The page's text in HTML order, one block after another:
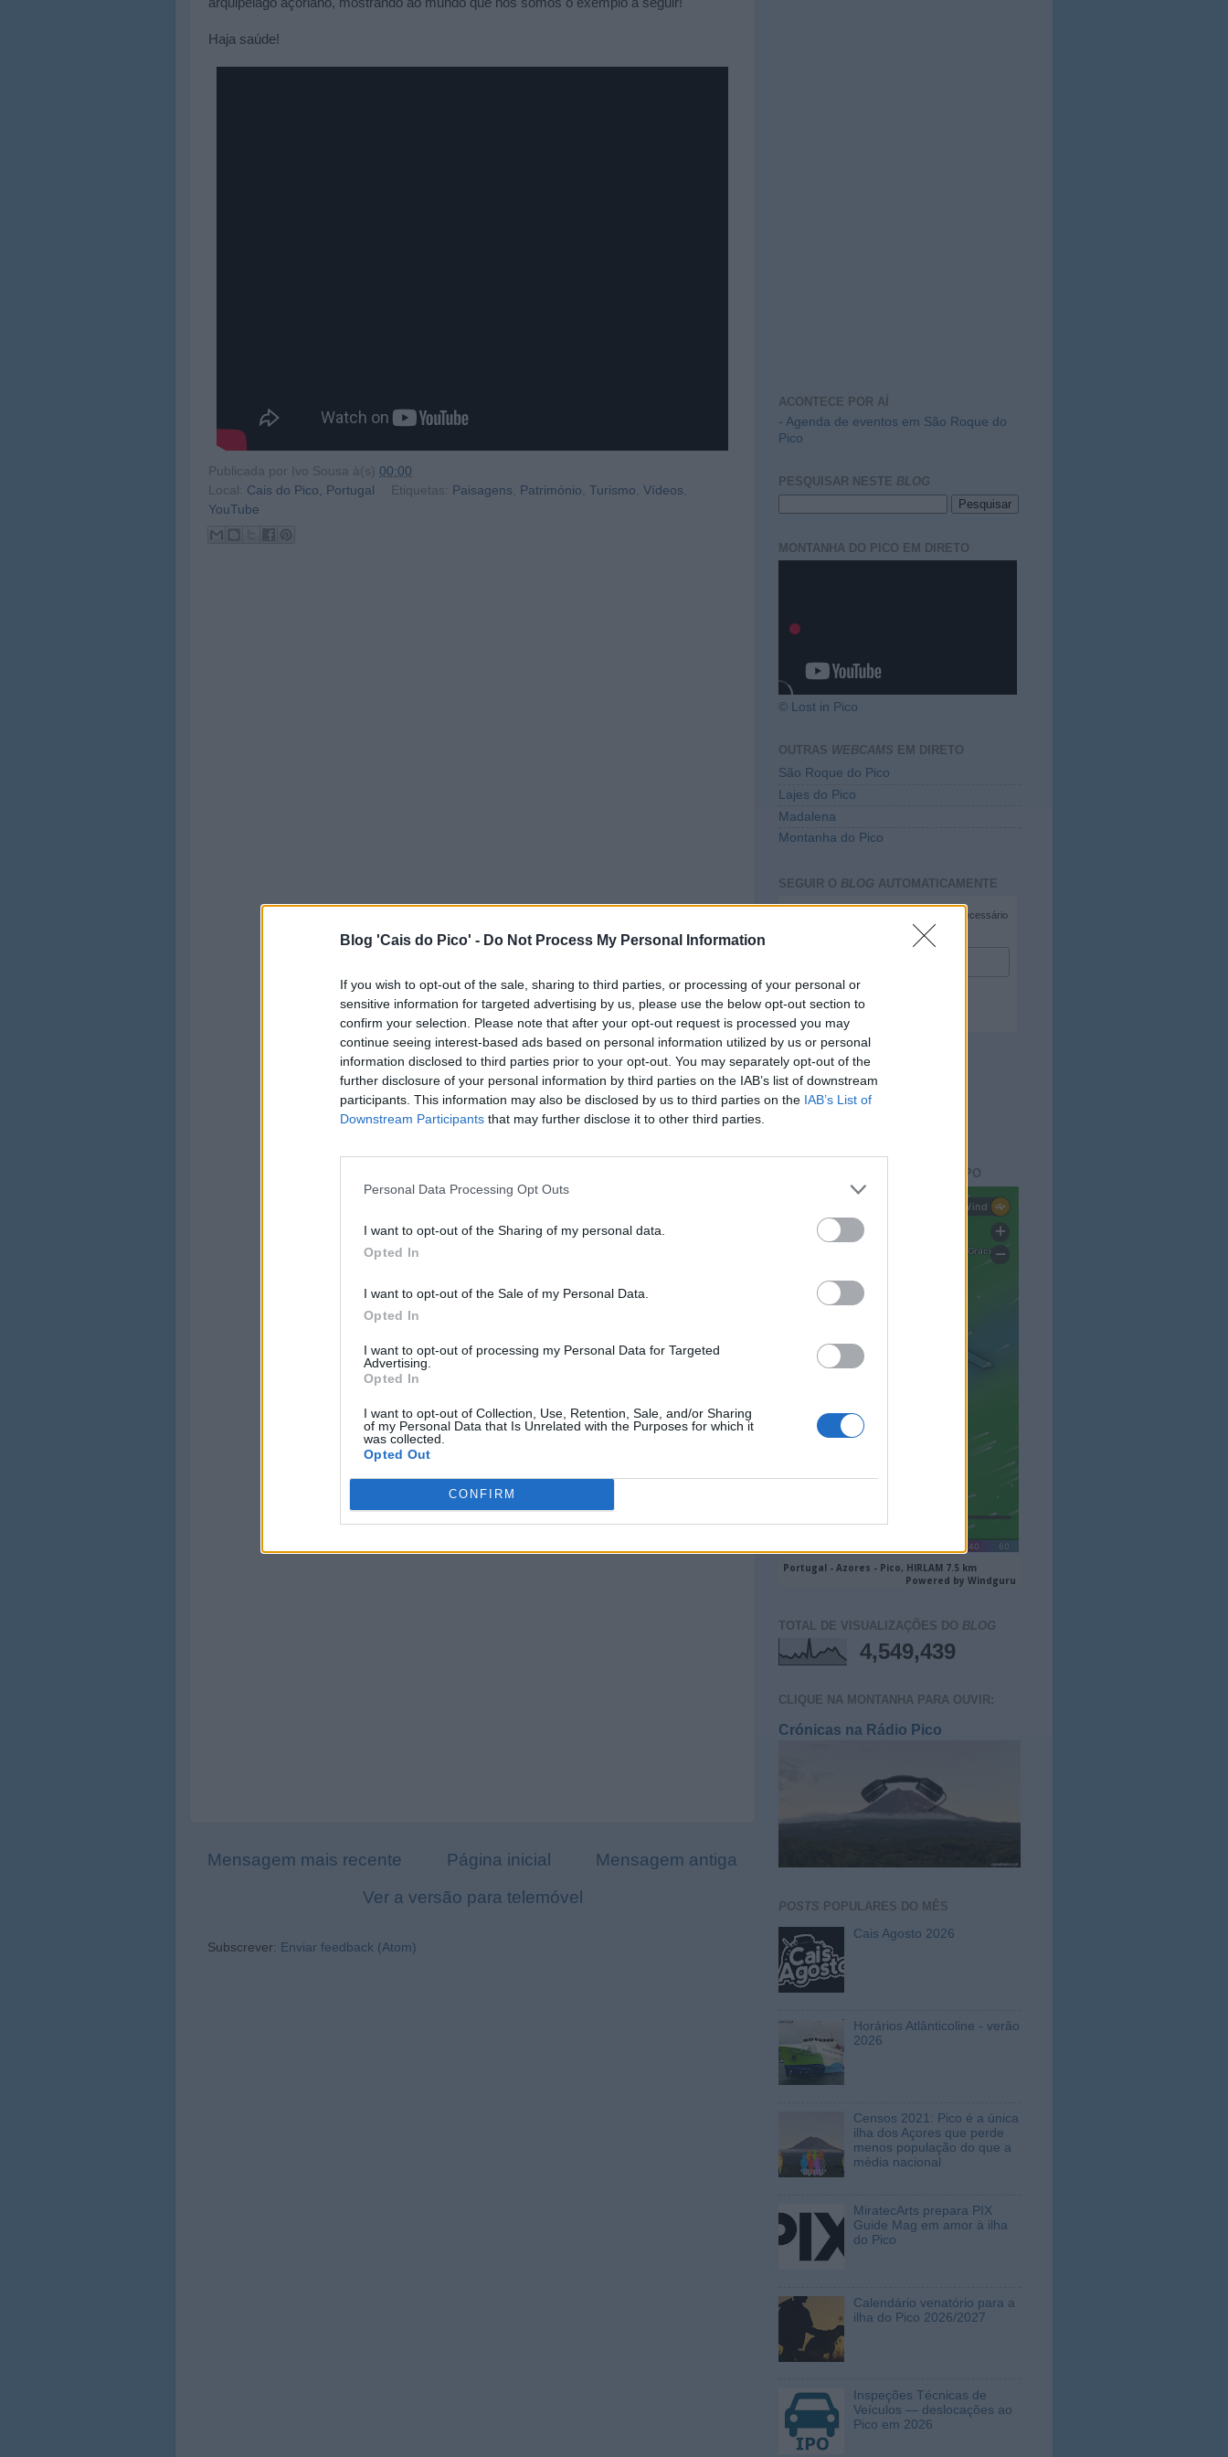
Blog 'Cais do Pico' - Do Not Process My Personal Information
If you wish to opt-out of the sale, sharing to third parties, or processing of your personal or
sensitive information for targeted advertising by us, please use the below opt-out section to
confirm your selection. Please note that after your opt-out request is processed you may
continue seeing interest-based ads based on personal information utilized by us or personal
information disclosed to third parties prior to your opt-out. You may separately opt-out of the
further disclosure of your personal information by third parties on the IAB’s list of downstream
participants. This information may also be disclosed by us to third parties on the IAB’s List of
Downstream Participants that may further disclose it to other third parties.
Personal Data Processing Opt Outs
I want to opt-out of the Sharing of my personal data.
Opted In
I want to opt-out of the Sale of my Personal Data.
Opted In
I want to opt-out of processing my Personal Data for Targeted
Advertising.
Opted In
I want to opt-out of Collection, Use, Retention, Sale, and/or Sharing
of my Personal Data that Is Unrelated with the Purposes for which it
was collected.
Opted Out
CONFIRM
Haja saúde!
Publicada por Ivo Sousa à(s) 00:00
Local: Cais do Pico, Portugal Etiquetas: Paisagens Património Turismo Vídeos
YouTube
Mensagem mais recente Mensagem antiga
Página inicial
Ver a versão para telemóvel
Subscrever: Enviar feedback (Atom)
ACONTECE POR AÍ
- Agenda de eventos em São Roque do
Pico
PESQUISAR NESTE BLOG
MONTANHA DO PICO EM DIRETO
© Lost in Pico
OUTRAS WEBCAMS EM DIRETO
São Roque do Pico
Lajes do Pico
Madalena
Montanha do Pico
SEGUIR O BLOG AUTOMATICAMENTE
campo necessário
PREVISÃO DO ESTADO DO TEMPO
TOTAL DE VISUALIZAÇÕES DO BLOG
4,549,439
CLIQUE NA MONTANHA PARA OUVIR:
Crónicas na Rádio Pico
POSTS POPULARES DO MÊS
Cais Agosto 2026
Horários Atlânticoline - verão
2026
Censos 2021: Pico é a única
ilha dos Açores que perde
menos população do que a
média nacional
MiratecArts prepara PIX
Guide Mag em amor à ilha
do Pico
Calendário venatório para a
ilha do Pico 2026/2027
Inspeções Técnicas de
Veículos — deslocações ao
Pico em 2026